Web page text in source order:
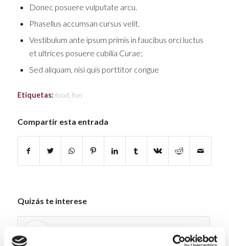
Donec posuere vulputate arcu.
Phasellus accumsan cursus velit.
Vestibulum ante ipsum primis in faucibus orci luctus
et ultrices posuere cubilia Curae;
Sed aliquam, nisi quis porttitor congue
Etiquetas: food fun
Compartir esta entrada
Quizás te interese
Entry with Post Format «Video»